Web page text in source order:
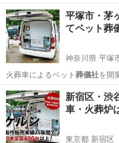
平塚市・茅
てペット葬
神奈川県 平塚
火葬車によるペット 葬儀社
起業をする… す。 ペット葬儀社
ペット葬儀社を開業し、ペット
したい方はお…
神奈川 平塚市 ペット
新宿区・渋
車・火葬炉
東京都 新宿区